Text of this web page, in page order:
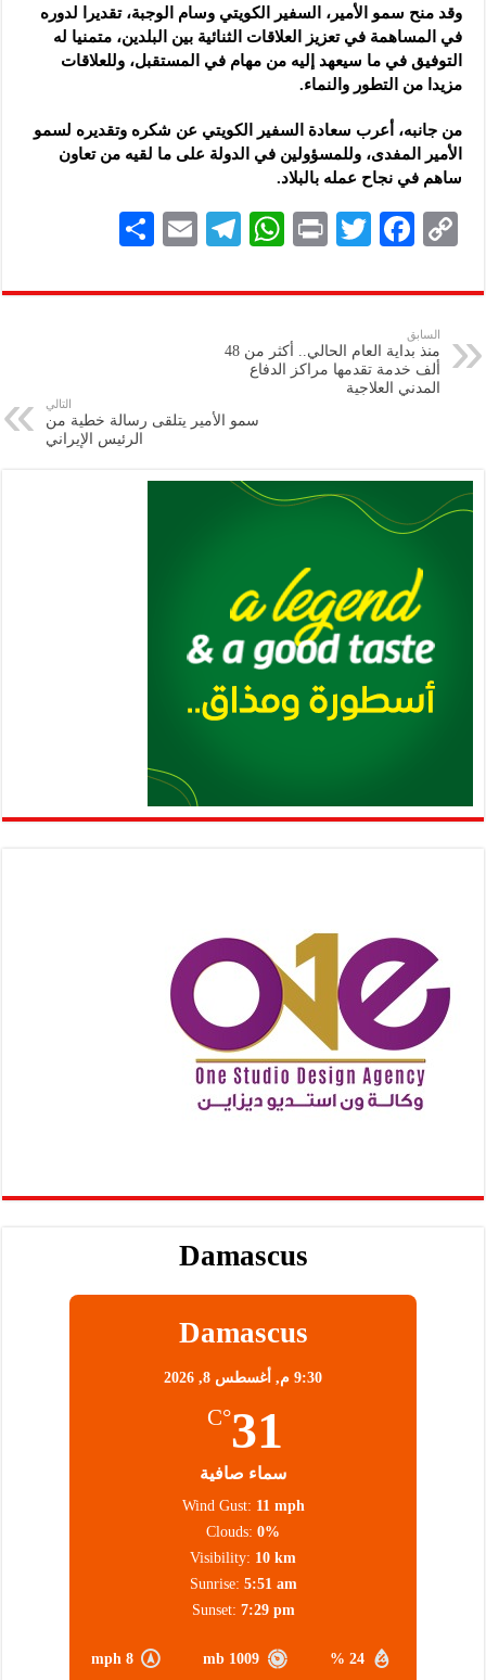
وقد منح سمو الأمير، السفير الكويتي وسام الوجبة، تقديرا لدوره
في المساهمة في تعزيز العلاقات الثنائية بين البلدين، متمنيا له
التوفيق في ما سيعهد إليه من مهام في المستقبل، وللعلاقات
مزيدا من التطور والنماء.
من جانبه، أعرب سعادة السفير الكويتي عن شكره وتقديره لسمو
الأمير المفدى، وللمسؤولين في الدولة على ما لقيه من تعاون
ساهم في نجاح عمله بالبلاد.
C
p
y
Li
n
F
eb
k
T
tt
P
nt
W
at
A
p
Te
gr
E
ai
ar
السابق
منذ بداية العام الحالي.. ­­أكثر من 48
ألف خدمة تقدمها مراكز الدفاع
المدني العلاجية
التالي
سمو الأمير يتلقى رسالة خطية من
الرئيس الإيراني
Damascus
Damascus
9:30 م, أغسطس 8, 2026
31
°C
سماء صافية
24 %
1009 mb
8 mph
Wind Gust: 11 mph
Clouds: 0%
Visibility: 10 km
Sunrise: 5:51 am
Sunset: 7:29 pm